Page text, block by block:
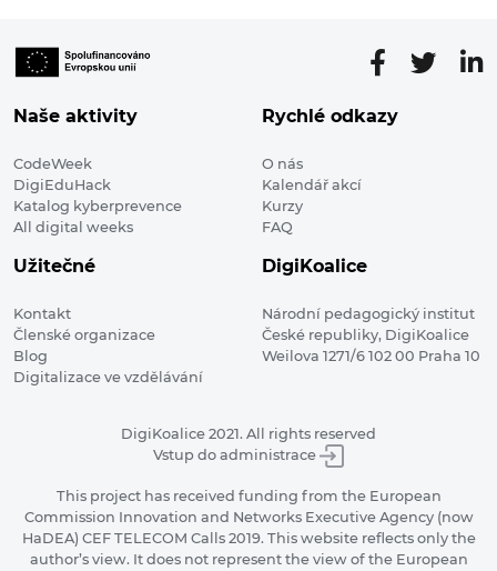
Naše aktivity
CodeWeek
DigiEduHack
Katalog kyberprevence
All digital weeks
Rychlé odkazy
O nás
Kalendář akcí
Kurzy
FAQ
Užitečné
Kontakt
Členské organizace
Blog
Digitalizace ve vzdělávání
DigiKoalice
Národní pedagogický institut
České republiky, DigiKoalice
Weilova 1271/6 102 00 Praha 10
DigiKoalice 2021. All rights reserved
Vstup do administrace
This project has received funding from the European
Commission Innovation and Networks Executive Agency (now
HaDEA) CEF TELECOM Calls 2019. This website reflects only the
author’s view. It does not represent the view of the European